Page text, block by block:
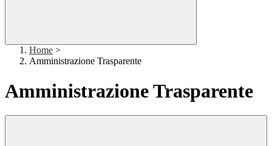
Home >
Amministrazione Trasparente
Amministrazione Trasparente